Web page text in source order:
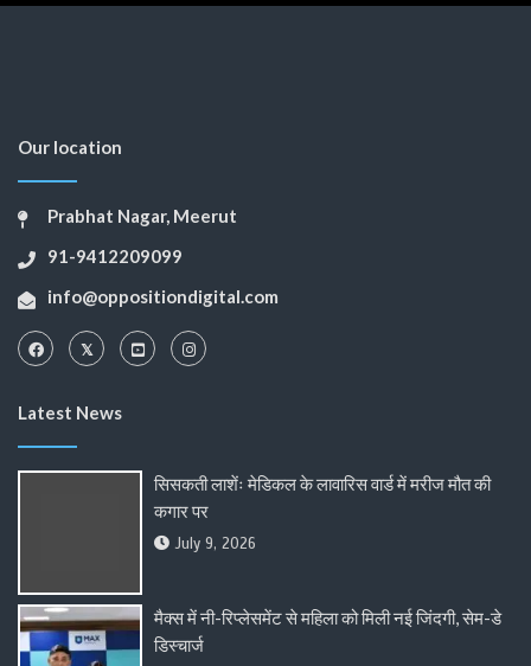
Our location
Prabhat Nagar, Meerut
91-9412209099
info@oppositiondigital.com
Latest News
सिसकती लाशेंः मेडिकल के लावारिस वार्ड में मरीज मौत की
कगार पर
July 9, 2026
मैक्स में नी-रिप्लेसमेंट से महिला को मिली नई जिंदगी, सेम-डे
डिस्चार्ज